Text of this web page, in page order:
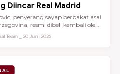
Diincar Real Madrid
penyerang sayap berbakat asal
resmi dibeli kembali oleh
Team ⎯ 30 Juni 2026